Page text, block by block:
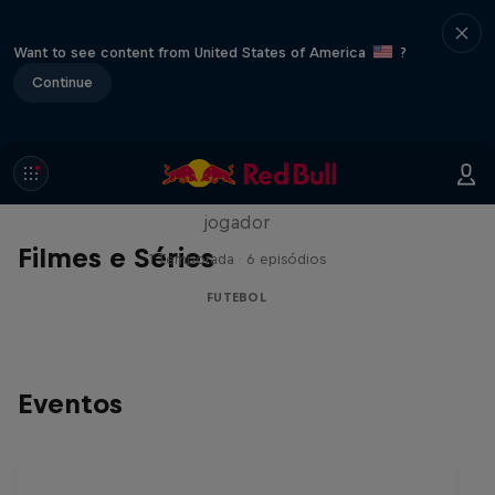
Want to see content from United States of America
?
Continue
Filmes e Séries
Neymar Jr.
jogador
1 Temporada · 6 episódios
FUTEBOL
Eventos